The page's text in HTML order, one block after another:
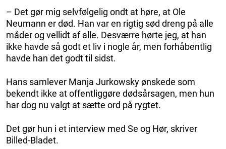
– Det gør mig selvfølgelig ondt at høre, at Ole
Neumann er død. Han var en rigtig sød dreng på alle
måder og vellidt af alle. Desværre hørte jeg, at han
ikke havde så godt et liv i nogle år, men forhåbentlig
havde han det godt til sidst.
Hans samlever Manja Jurkowsky ønskede som
bekendt ikke at offentliggøre dødsårsagen, men hun
har dog nu valgt at sætte ord på rygtet.
Det gør hun i et interview med Se og Hør, skriver
Billed-Bladet.